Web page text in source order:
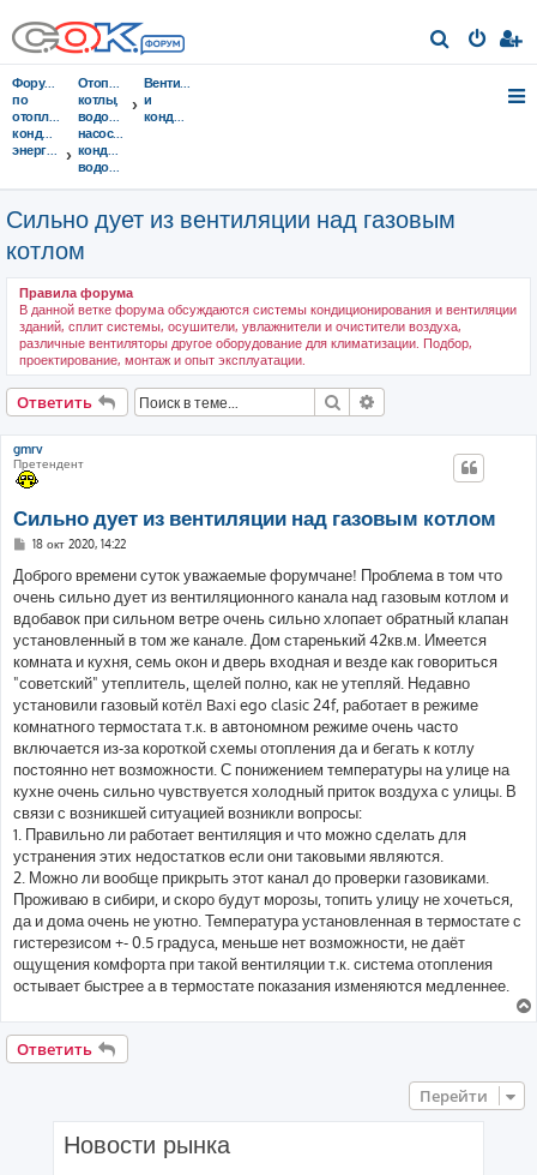
о
Форумы
по
отоплению,
кондиционированию,
энергосбережению
Отопительные
котлы,
водонагреватели,
насосы,
кондиционеры,
водоочистка...
Вентиляция
и
кондиционирование
Сильно дует из вентиляции над газовым
котлом
Правила форума
В данной ветке форума обсуждаются системы кондиционирования и вентиляции
зданий, сплит системы, осушители, увлажнители и очистители воздуха,
различные вентиляторы другое оборудование для климатизации. Подбор,
проектирование, монтаж и опыт эксплуатации.
Ответить Поиск
gmrv
Претендент
Сильно дует из вентиляции над газовым котлом
С
о
б
щ
е
н
и
е
18 окт 2020, 14:22
Доброго времени суток уважаемые форумчане! Проблема в том что
очень сильно дует из вентиляционного канала над газовым котлом и
вдобавок при сильном ветре очень сильно хлопает обратный клапан
установленный в том же канале. Дом старенький 42кв.м. Имеется
комната и кухня, семь окон и дверь входная и везде как говориться
"советский" утеплитель, щелей полно, как не утепляй. Недавно
установили газовый котёл Baxi ego clasic 24f, работает в режиме
комнатного термостата т.к. в автономном режиме очень часто
включается из-за короткой схемы отопления да и бегать к котлу
постоянно нет возможности. С понижением температуры на улице на
кухне очень сильно чувствуется холодный приток воздуха с улицы. В
связи с возникшей ситуацией возникли вопросы:
1. Правильно ли работает вентиляция и что можно сделать для
устранения этих недостатков если они таковыми являются.
2. Можно ли вообще прикрыть этот канал до проверки газовиками.
Проживаю в сибири, и скоро будут морозы, топить улицу не хочеться,
да и дома очень не уютно. Температура установленная в термостате с
гистерезисом +- 0.5 градуса, меньше нет возможности, не даёт
ощущения комфорта при такой вентиляции т.к. система отопления
остывает быстрее а в термостате показания изменяются медленнее.
Ответить
Перейти
Новости рынка